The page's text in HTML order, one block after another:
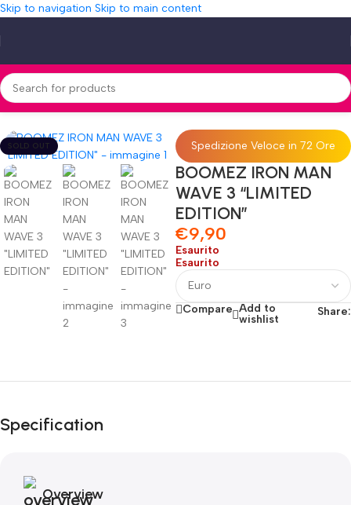
Skip to navigation Skip to main content
Home»Shop»BOOMEZ IRON MAN WAVE 3 “LIMITED EDITION”
SOLD OUT Spedizione Veloce in 72 Ore
BOOMEZ IRON MAN
WAVE 3 “LIMITED
EDITION”
€9,90
Esaurito
Esaurito
Compare Add to
wishlist
Share:
Black Friday di
Specification
Overview